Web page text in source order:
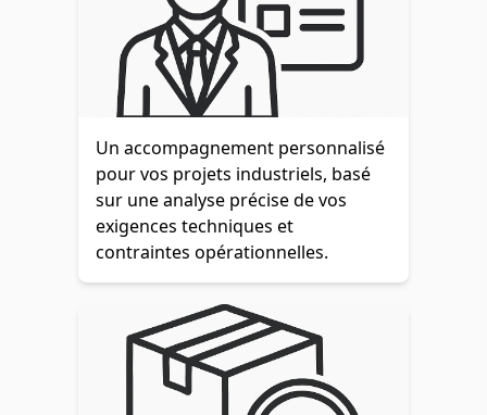
Un accompagnement personnalisé
pour vos projets industriels, basé
sur une analyse précise de vos
exigences techniques et
contraintes opérationnelles.